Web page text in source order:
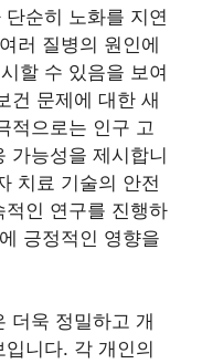
순히 노화를 지연
러 질병의 원인에
할 수 있음을 보여
건 문제에 대한 새
적으로는 인구 고
가능성을 제시합니
치료 기술의 안전
인 연구를 진행하
긍정적인 영향을
더욱 정밀하고 개
니다. 각 개인의